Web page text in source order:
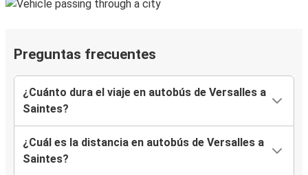
Preguntas frecuentes
¿Cuánto dura el viaje en autobús de Versalles a
Saintes?
¿Cuál es la distancia en autobús de Versalles a
Saintes?